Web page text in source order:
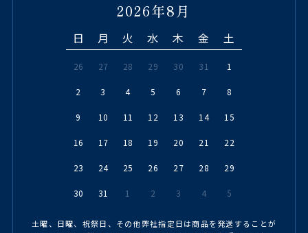
2026年8月
日 月 火 水 木 金 土
26 27 28 29 30 31 1
2 3 4 5 6 7 8
9 10 11 12 13 14 15
16 17 18 19 20 21 22
23 24 25 26 27 28 29
30 31 1 2 3 4 5
土曜、日曜、祝祭日、その他弊社指定日は商品を発送することが